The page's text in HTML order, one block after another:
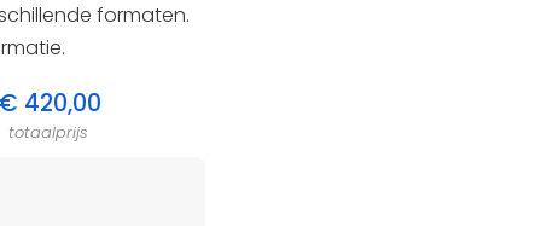
formaten.
€ 420,00
totaalprijs